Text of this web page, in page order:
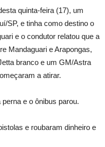
quinta-feira (17), um
SP, e tinha como destino o
e o condutor relatou que a
Mandaguari e Arapongas,
branco e um GM/Astra
a atirar.
e o ônibus parou.
e roubaram dinheiro e